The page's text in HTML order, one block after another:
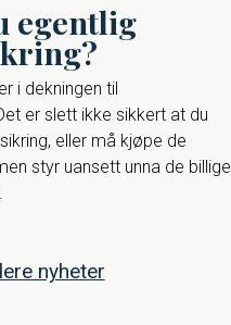
egentlig
i dekningen til
er slett ikke sikkert at du
eller må kjøpe de
styr uansett unna de billige
nyheter